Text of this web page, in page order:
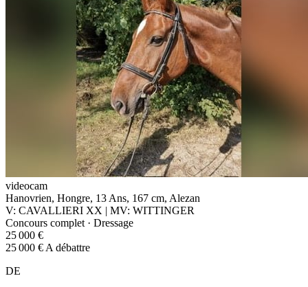
videocam
Hanovrien, Hongre, 13 Ans, 167 cm, Alezan
V: CAVALLIERI XX | MV: WITTINGER
Concours complet · Dressage
25 000 €
25 000 € A débattre
DE